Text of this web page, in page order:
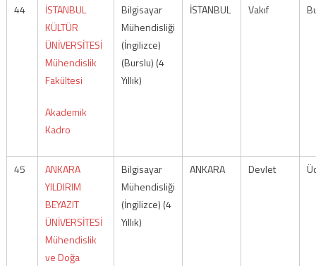
44
İSTANBUL
KÜLTÜR
ÜNİVERSİTESİ
Mühendislik
Fakültesi
Akademik
Kadro
Bilgisayar
Mühendisliği
(İngilizce)
(Burslu) (4
Yıllık)
İSTANBUL Vakıf
45
ANKARA
YILDIRIM
BEYAZIT
ÜNİVERSİTESİ
Mühendislik
ve Doğa
Bilgisayar
Mühendisliği
(İngilizce) (4
Yıllık)
ANKARA Devlet